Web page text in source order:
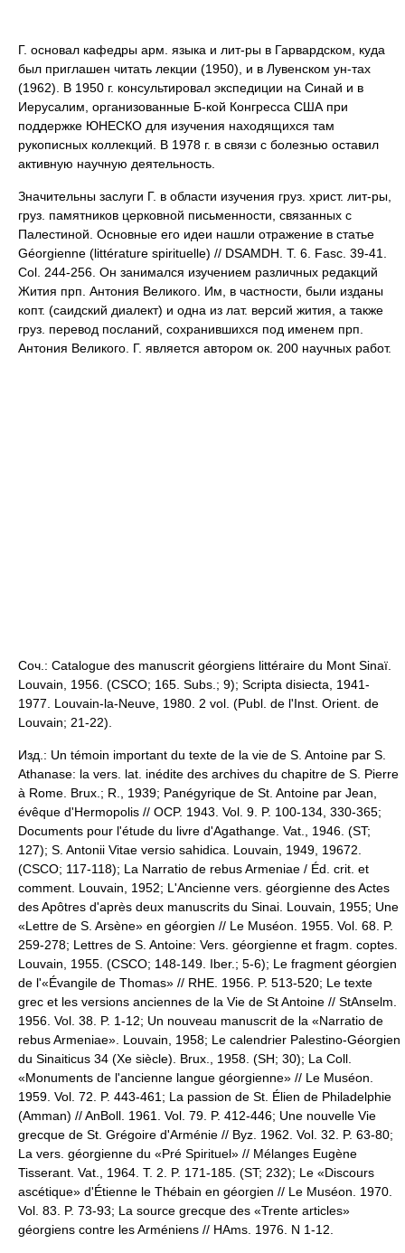
Г. основал кафедры арм. языка и лит-ры в Гарвардском, куда
был приглашен читать лекции (1950), и в Лувенском ун-тах
(1962). В 1950 г. консультировал экспедиции на Синай и в
Иерусалим, организованные Б-кой Конгресса США при
поддержке ЮНЕСКО для изучения находящихся там
рукописных коллекций. В 1978 г. в связи с болезнью оставил
активную научную деятельность.
Значительны заслуги Г. в области изучения груз. христ. лит-ры,
груз. памятников церковной письменности, связанных с
Палестиной. Основные его идеи нашли отражение в статье
Géorgienne (littérature spirituelle) // DSAMDH. T. 6. Fasc. 39-41.
Col. 244-256. Он занимался изучением различных редакций
Жития прп. Антония Великого. Им, в частности, были изданы
копт. (саидский диалект) и одна из лат. версий жития, а также
груз. перевод посланий, сохранившихся под именем прп.
Антония Великого. Г. является автором ок. 200 научных работ.
Соч.: Catalogue des manuscrit géorgiens littéraire du Mont Sinaï.
Louvain, 1956. (CSCO; 165. Subs.; 9); Scripta disiecta, 1941-
1977. Louvain-la-Neuve, 1980. 2 vol. (Publ. de l'Inst. Orient. de
Louvain; 21-22).
Изд.: Un témoin important du texte de la vie de S. Antoine par S.
Athanase: la vers. lat. inédite des archives du chapitre de S. Pierre
à Rome. Brux.; R., 1939; Panégyrique de St. Antoine par Jean,
évêque d'Hermopolis // OCP. 1943. Vol. 9. P. 100-134, 330-365;
Documents pour l'étude du livre d'Agathange. Vat., 1946. (ST;
127); S. Antonii Vitae versio sahidica. Louvain, 1949, 19672.
(CSCO; 117-118); La Narratio de rebus Armeniae / Éd. crit. et
comment. Louvain, 1952; L'Ancienne vers. géorgienne des Actes
des Apôtres d'après deux manuscrits du Sinai. Louvain, 1955; Une
«Lettre de S. Arsène» en géorgien // Le Muséon. 1955. Vol. 68. P.
259-278; Lettres de S. Antoine: Vers. géorgienne et fragm. coptes.
Louvain, 1955. (CSCO; 148-149. Iber.; 5-6); Le fragment géorgien
de l'«Évangile de Thomas» // RHE. 1956. P. 513-520; Le texte
grec et les versions anciennes de la Vie de St Antoine // StAnselm.
1956. Vol. 38. P. 1-12; Un nouveau manuscrit de la «Narratio de
rebus Armeniae». Louvain, 1958; Le calendrier Palestino-Géorgien
du Sinaiticus 34 (Xe siècle). Brux., 1958. (SH; 30); La Coll.
«Monuments de l'ancienne langue géorgienne» // Le Muséon.
1959. Vol. 72. P. 443-461; La passion de St. Élien de Philadelphie
(Amman) // AnBoll. 1961. Vol. 79. P. 412-446; Une nouvelle Vie
grecque de St. Grégoire d'Arménie // Byz. 1962. Vol. 32. P. 63-80;
La vers. géorgienne du «Pré Spirituel» // Mélanges Eugène
Tisserant. Vat., 1964. T. 2. P. 171-185. (ST; 232); Le «Discours
ascétique» d'Étienne le Thébain en géorgien // Le Muséon. 1970.
Vol. 83. P. 73-93; La source grecque des «Trente articles»
géorgiens contre les Arméniens // HAms. 1976. N 1-12.